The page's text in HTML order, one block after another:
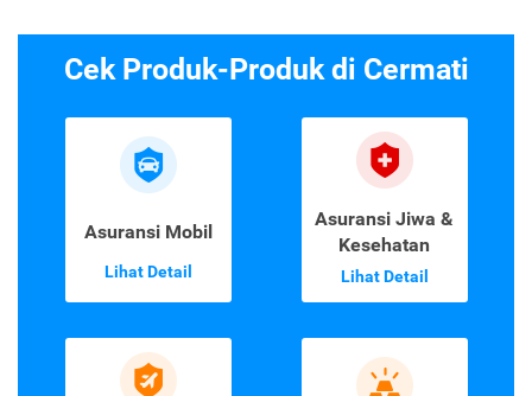
Cek Produk-Produk di Cermati
Asuransi Mobil
Lihat Detail
Asuransi Jiwa &
Kesehatan
Lihat Detail